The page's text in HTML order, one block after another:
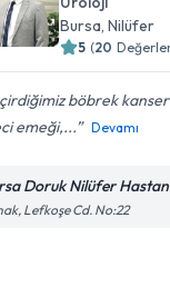
Bursa, Nilüfer
5 (20
böbrek
emeği,...
Devamı
Doruk Nilüfer
Lefkoşe Cd. No:22